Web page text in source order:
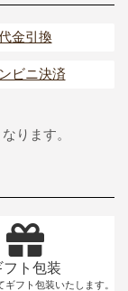
金引換
ビニ決済
ります。
フト包装
ギフト包装いたします。